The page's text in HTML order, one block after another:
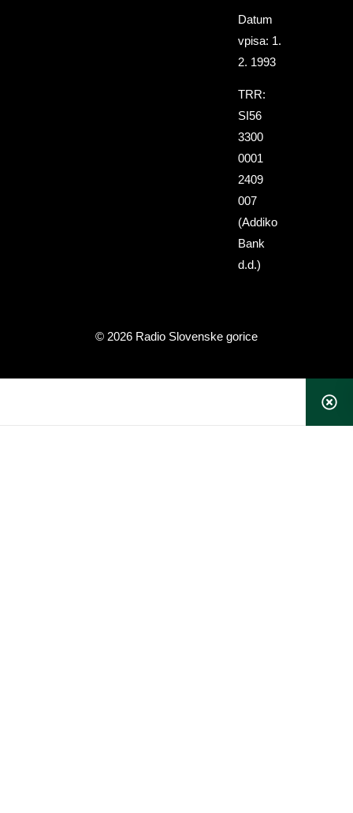
Datum
vpisa: 1.
2. 1993
TRR:
SI56
3300
0001
2409
007
(Addiko
Bank
d.d.)
© 2026 Radio Slovenske gorice